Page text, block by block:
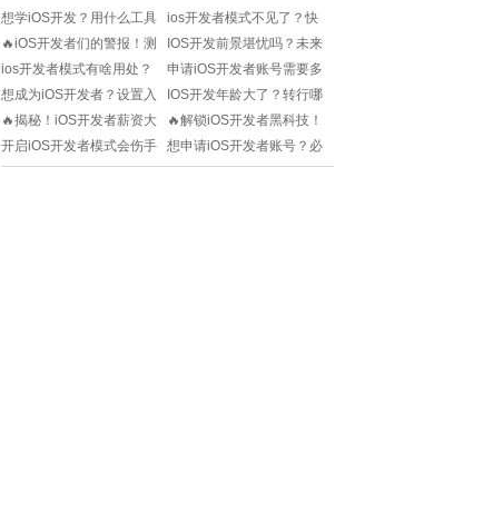
想学iOS开发？用什么工具
最高效？新手必看！
ios开发者模式不见了？快
速找回+激活全流程，小白
也能搞定！
🔥iOS开发者们的警报！测
试版更新：还能愉快玩耍
吗？!
IOS开发前景堪忧吗？未来
还有哪些新机会值得把
握？
ios开发者模式有啥用处？
小白也能轻松掌握的秘
籍！
申请iOS开发者账号需要多
久？小白必看！
想成为iOS开发者？设置入
口在哪？小白必看！
IOS开发年龄大了？转行哪
些行业更有前景？求解
惑！
🔥揭秘！iOS开发者薪资大
揭秘：4年经验的薪酬大猜
想年薪是多少？!
🔥解锁iOS开发者黑科技！
如何轻松重置设备信息？!
开启iOS开发者模式会伤手
机吗？性能、隐私全解
想申请iOS开发者账号？必
备资料清单+注意事项全揭